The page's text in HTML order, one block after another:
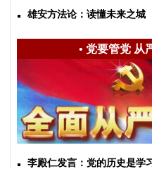
雄安方法论：读懂未来之城
• 党要管党 从
李殿仁发言：党的历史是学